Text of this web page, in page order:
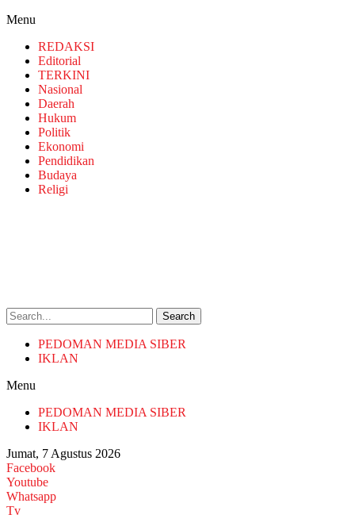
Menu
REDAKSI
Editorial
TERKINI
Nasional
Daerah
Hukum
Politik
Ekonomi
Pendidikan
Budaya
Religi
Search
PEDOMAN MEDIA SIBER
IKLAN
Menu
PEDOMAN MEDIA SIBER
IKLAN
Jumat, 7 Agustus 2026
Facebook
Youtube
Whatsapp
Tv